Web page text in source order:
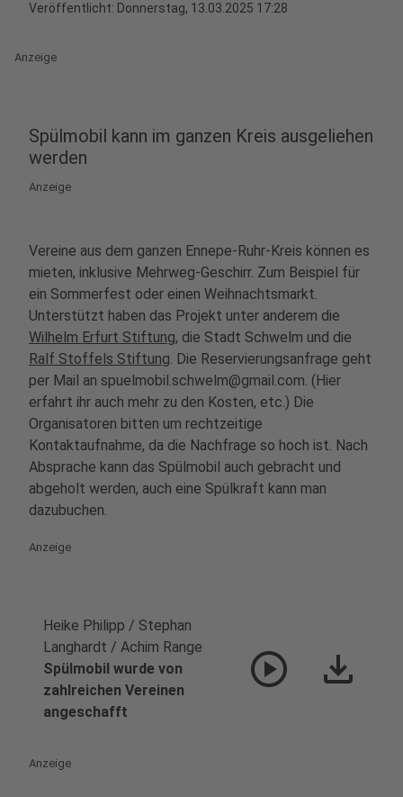
Veröffentlicht: Donnerstag, 13.03.2025 17:28
Anzeige
Spülmobil kann im ganzen Kreis ausgeliehen
werden
Anzeige
Vereine aus dem ganzen Ennepe-Ruhr-Kreis können es
mieten, inklusive Mehrweg-Geschirr. Zum Beispiel für
ein Sommerfest oder einen Weihnachtsmarkt.
Unterstützt haben das Projekt unter anderem die
Wilhelm Erfurt Stiftung, die Stadt Schwelm und die
Ralf Stoffels Stiftung. Die Reservierungsanfrage geht
per Mail an spuelmobil.schwelm@gmail.com. (Hier
erfahrt ihr auch mehr zu den Kosten, etc.) Die
Organisatoren bitten um rechtzeitige
Kontaktaufnahme, da die Nachfrage so hoch ist. Nach
Absprache kann das Spülmobil auch gebracht und
abgeholt werden, auch eine Spülkraft kann man
dazubuchen.
Anzeige
Heike Philipp / Stephan
Langhardt / Achim Range
Spülmobil wurde von
zahlreichen Vereinen
angeschafft
play_circle download
Anzeige